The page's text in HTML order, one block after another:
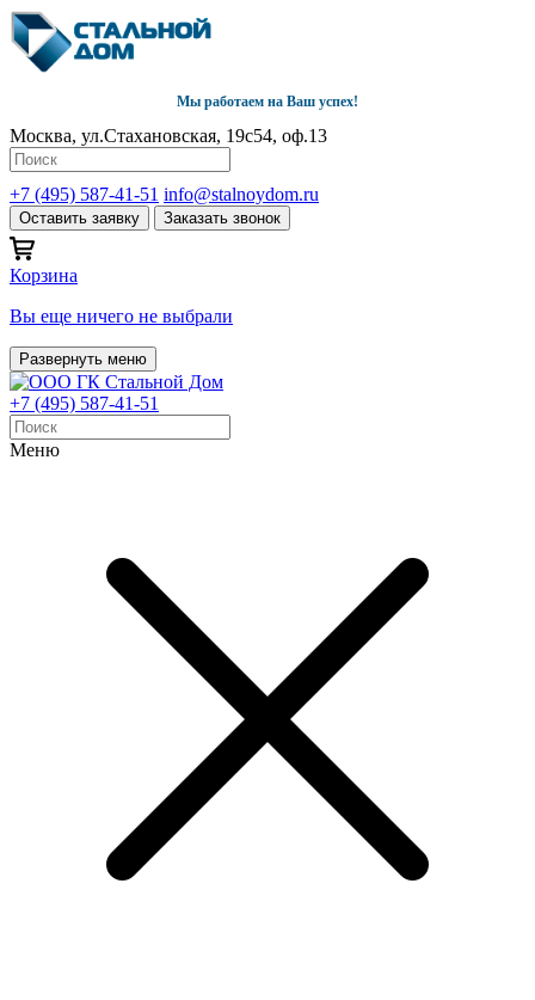
Мы работаем на Ваш успех!
Москва, ул.Стахановская, 19с54, оф.13
+7 (495) 587-41-51 info@stalnoydom.ru
Оставить заявку Заказать звонок
Корзина
Вы еще ничего не выбрали
Развернуть меню
+7 (495) 587-41-51
Меню